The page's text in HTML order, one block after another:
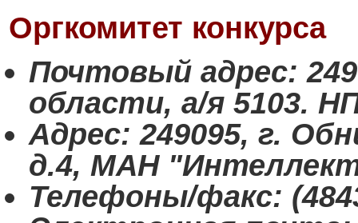
Оргкомитет конкурса
Почтовый адрес:
области, а/я 5103.
Адрес: 249095, г.
д.4, МАН
Телефоны/факс: